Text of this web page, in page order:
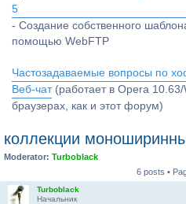
5
- Создание собственного
помощью WebFTP
Частозадаваемые вопросы по
Веб-чат(работает в Opera
браузерах, как и этот форум)
коллекции
Moderator: Turboblack
6 posts •
Turboblack
Начальник